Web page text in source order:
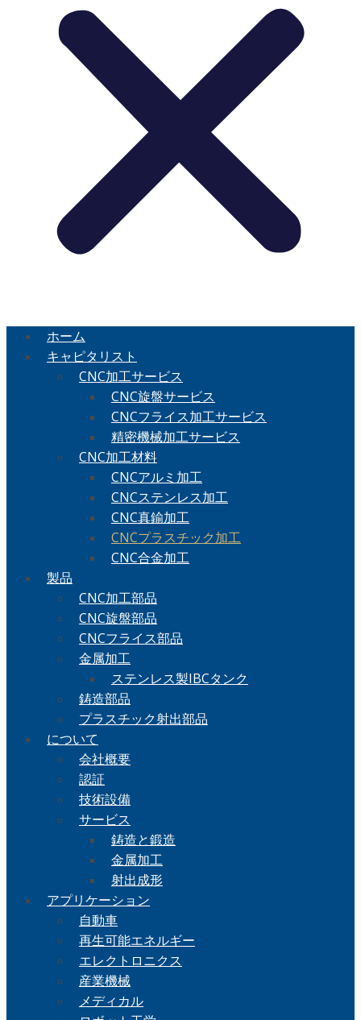
ホーム
キャピタリスト
CNC加工サービス
CNC旋盤サービス
CNCフライス加工サービス
精密機械加工サービス
CNC加工材料
CNCアルミ加工
CNCステンレス加工
CNC真鍮加工
CNCプラスチック加工
CNC合金加工
製品
CNC加工部品
CNC旋盤部品
CNCフライス部品
金属加工
ステンレス製IBCタンク
鋳造部品
プラスチック射出部品
について
会社概要
認証
技術設備
サービス
鋳造と鍛造
金属加工
射出成形
アプリケーション
自動車
再生可能エネルギー
エレクトロニクス
産業機械
メディカル